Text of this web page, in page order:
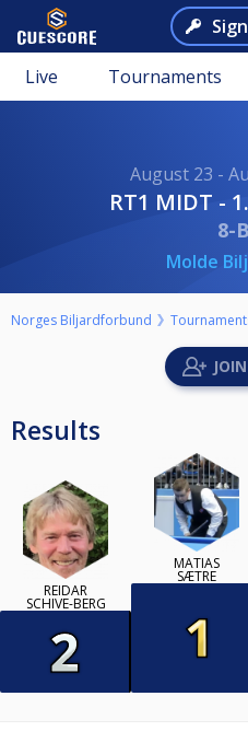
Live Tournaments
August 23 -
RT1 MIDT -
8-
Molde
Norges Biljardforbund
Results
REIDAR
SCHIVE-BERG
MATIAS
SÆTRE